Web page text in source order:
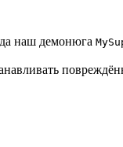
наш демонюга